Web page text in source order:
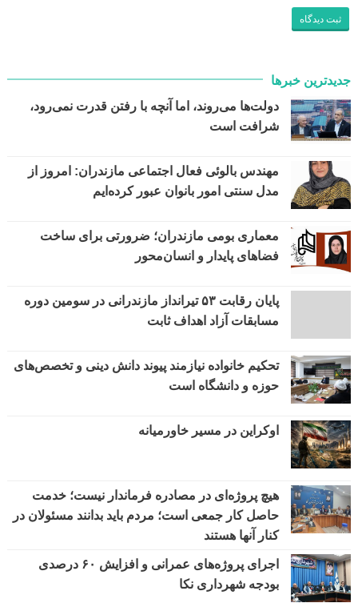
جدیدترین خبرها
دولت‌ها می‌روند، اما آنچه با رفتن قدرت نمی‌رود،
شرافت است
مهندس بالوئی فعال اجتماعی مازندران: امروز از
مدل سنتی امور بانوان عبور کرده‌ایم
معماری بومی مازندران؛ ضرورتی برای ساخت
فضاهای پایدار و انسان‌محور
پایان رقابت ۵۳ تیرانداز مازندرانی در سومین دوره
مسابقات آزاد اهداف ثابت
تحکیم خانواده نیازمند پیوند دانش دینی و تخصص‌های
حوزه و دانشگاه است
اوکراین در مسیر خاورمیانه
هیچ پروژه‌ای در مصادره فرماندار نیست؛ خدمت
حاصل کار جمعی است؛ مردم باید بدانند مسئولان در
کنار آنها هستند
اجرای پروژه‌های عمرانی و افزایش ۶۰ درصدی
بودجه شهرداری نکا